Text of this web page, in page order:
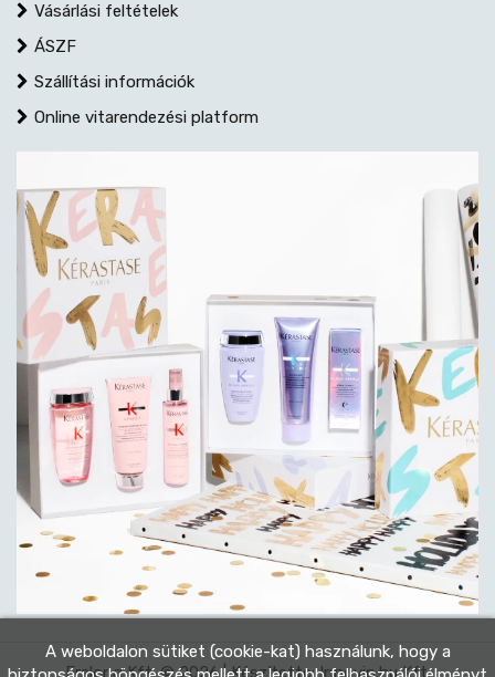
Vásárlási feltételek
ÁSZF
Szállítási információk
Online vitarendezési platform
Eralong Kft. © 2026 | Készítette:Innovip.hu Kft.
A weboldalon sütiket (cookie-kat) használunk, hogy a